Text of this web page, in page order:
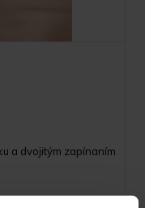
a dvojitým zapínaním